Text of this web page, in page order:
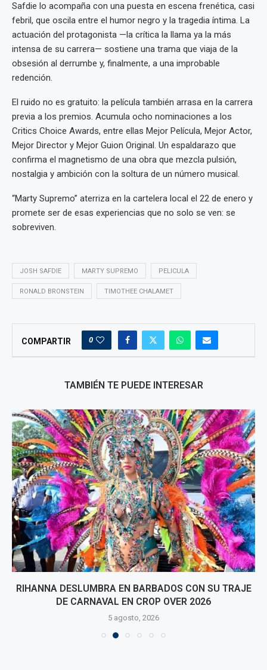
Safdie lo acompaña con una puesta en escena frenética, casi
febril, que oscila entre el humor negro y la tragedia íntima. La
actuación del protagonista —la crítica la llama ya la más
intensa de su carrera— sostiene una trama que viaja de la
obsesión al derrumbe y, finalmente, a una improbable
redención.
El ruido no es gratuito: la película también arrasa en la carrera
previa a los premios. Acumula ocho nominaciones a los
Critics Choice Awards, entre ellas Mejor Película, Mejor Actor,
Mejor Director y Mejor Guion Original. Un espaldarazo que
confirma el magnetismo de una obra que mezcla pulsión,
nostalgia y ambición con la soltura de un número musical.
“Marty Supremo” aterriza en la cartelera local el 22 de enero y
promete ser de esas experiencias que no solo se ven: se
sobreviven.
JOSH SAFDIE MARTY SUPREMO PELICULA
RONALD BRONSTEIN TIMOTHEE CHALAMET
COMPARTIR 0
TAMBIÉN TE PUEDE INTERESAR
RIHANNA DESLUMBRA EN BARBADOS CON SU TRAJE
DE CARNAVAL EN CROP OVER 2026
5 agosto, 2026